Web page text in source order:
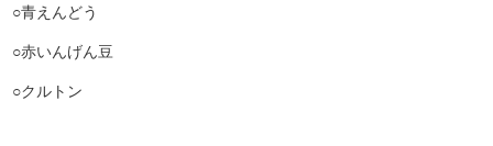
○青えんどう
○赤いんげん豆
○クルトン